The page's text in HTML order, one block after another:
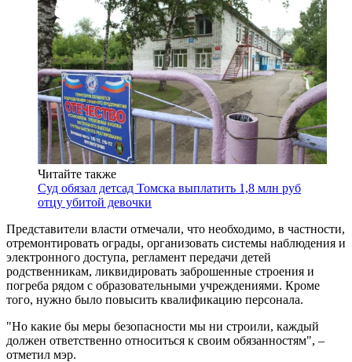
Читайте также
Суд обязал детсад Томска выплатить 1,8 млн руб
отцу убитой девочки
Представители власти отмечали, что необходимо, в частности,
отремонтировать ограды, организовать системы наблюдения и
электронного доступа, регламент передачи детей
родственникам, ликвидировать заброшенные строения и
погреба рядом с образовательными учреждениями. Кроме
того, нужно было повысить квалификацию персонала.
"Но какие бы меры безопасности мы ни строили, каждый
должен ответственно относиться к своим обязанностям", –
отметил мэр.